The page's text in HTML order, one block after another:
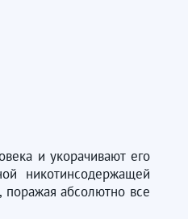
и укорачивают его
никотинсодержащей
поражая абсолютно все